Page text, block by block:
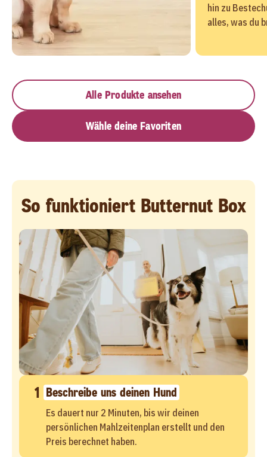
hin zu
alles, was du
Alle Produkte ansehen
Wähle deine Favoriten
So funktioniert Butternut Box
1 Beschreibe uns deinen Hund
Es dauert nur 2 Minuten, bis wir deinen
persönlichen Mahlzeitenplan erstellt und den
Preis berechnet haben.